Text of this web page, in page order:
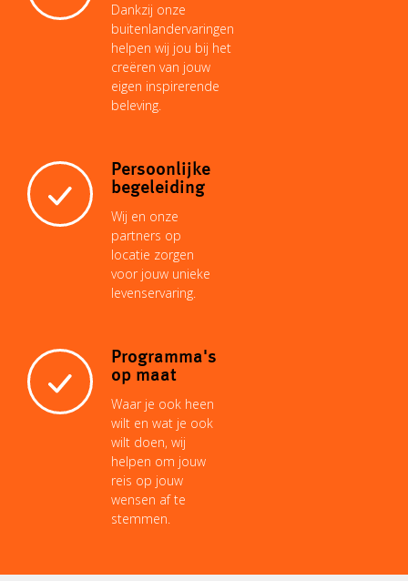
Dankzij onze
buitenlandervaringen
helpen wij jou bij het
creëren van jouw
eigen inspirerende
beleving.
Persoonlijke
begeleiding
Wij en onze
partners op
locatie zorgen
voor jouw unieke
levenservaring.
Programma's
op maat
Waar je ook heen
wilt en wat je ook
wilt doen, wij
helpen om jouw
reis op jouw
wensen af te
stemmen.